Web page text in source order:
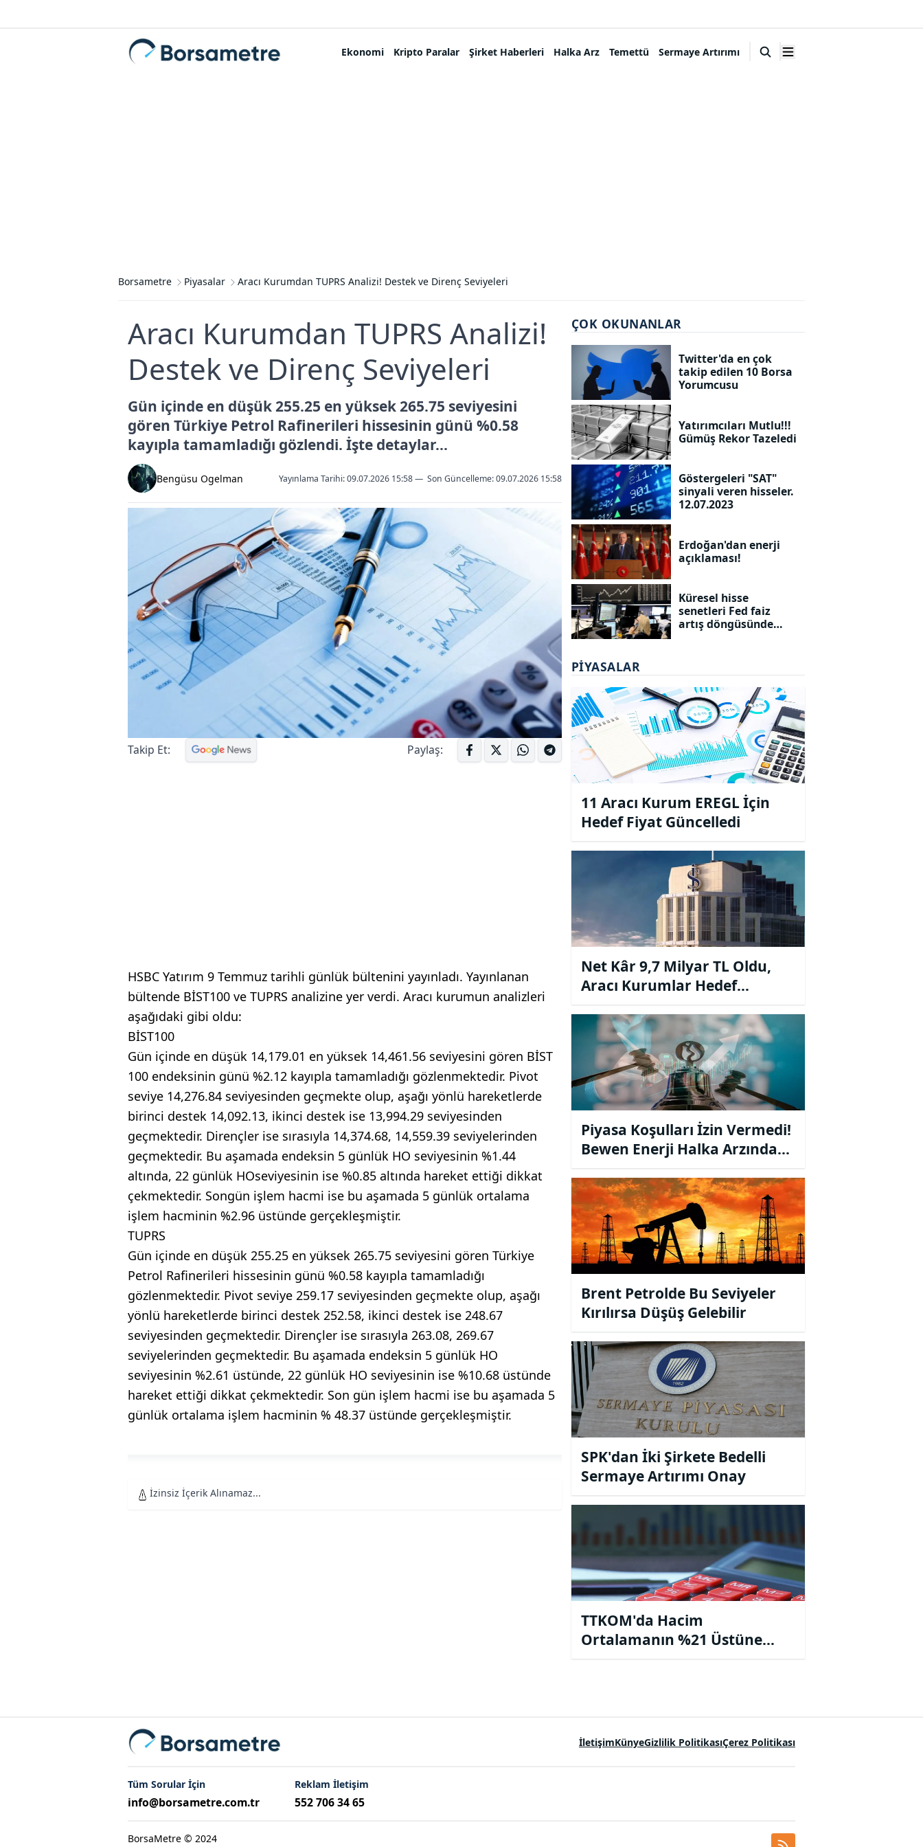
Ekonomi Kripto Paralar Şirket Haberleri Halka Arz Temettü Sermaye Artırımı
Borsametre Piyasalar Aracı Kurumdan TUPRS Analizi! Destek ve Direnç Seviyeleri
Aracı Kurumdan TUPRS Analizi!
Destek ve Direnç Seviyeleri
Gün içinde en düşük 255.25 en yüksek 265.75 seviyesini
gören Türkiye Petrol Rafinerileri hissesinin günü %0.58
kayıpla tamamladığı gözlendi. İşte detaylar...
Bengüsu Ogelman Yayınlama Tarihi: 09.07.2026 15:58— Son Güncelleme:09.07.2026 15:58
Takip Et: Paylaş:
HSBC Yatırım 9 Temmuz tarihli günlük bültenini yayınladı. Yayınlanan
bültende BİST100 ve TUPRS analizine yer verdi. Aracı kurumun analizleri
aşağıdaki gibi oldu:
BİST100
Gün içinde en düşük 14,179.01 en yüksek 14,461.56 seviyesini gören BİST
100 endeksinin günü %2.12 kayıpla tamamladığı gözlenmektedir. Pivot
seviye 14,276.84 seviyesinden geçmekte olup, aşağı yönlü hareketlerde
birinci destek 14,092.13, ikinci destek ise 13,994.29 seviyesinden
geçmektedir. Dirençler ise sırasıyla 14,374.68, 14,559.39 seviyelerinden
geçmektedir. Bu aşamada endeksin 5 günlük HO seviyesinin %1.44
altında, 22 günlük HOseviyesinin ise %0.85 altında hareket ettiği dikkat
çekmektedir. Songün işlem hacmi ise bu aşamada 5 günlük ortalama
işlem hacminin %2.96 üstünde gerçekleşmiştir.
TUPRS
Gün içinde en düşük 255.25 en yüksek 265.75 seviyesini gören Türkiye
Petrol Rafinerileri hissesinin günü %0.58 kayıpla tamamladığı
gözlenmektedir. Pivot seviye 259.17 seviyesinden geçmekte olup, aşağı
yönlü hareketlerde birinci destek 252.58, ikinci destek ise 248.67
seviyesinden geçmektedir. Dirençler ise sırasıyla 263.08, 269.67
seviyelerinden geçmektedir. Bu aşamada endeksin 5 günlük HO
seviyesinin %2.61 üstünde, 22 günlük HO seviyesinin ise %10.68 üstünde
hareket ettiği dikkat çekmektedir. Son gün işlem hacmi ise bu aşamada 5
günlük ortalama işlem hacminin % 48.37 üstünde gerçekleşmiştir.
İzinsiz İçerik Alınamaz...
ÇOK OKUNANLAR
Twitter'da en çok
takip edilen 10 Borsa
Yorumcusu
Yatırımcıları Mutlu!!!
Gümüş Rekor Tazeledi
Göstergeleri "SAT"
sinyali veren hisseler.
12.07.2023
Erdoğan'dan enerji
açıklaması!
Küresel hisse
senetleri Fed faiz
artış döngüsünde
PIYASALAR
11 Aracı Kurum EREGL İçin
Hedef Fiyat Güncelledi
Net Kâr 9,7 Milyar TL Oldu,
Aracı Kurumlar Hedef
Fiyatlarını Revize Etti
Piyasa Koşulları İzin Vermedi!
Bewen Enerji Halka Arzında
Erteleme Kararı
Brent Petrolde Bu Seviyeler
Kırılırsa Düşüş Gelebilir
SPK'dan İki Şirkete Bedelli
Sermaye Artırımı Onay
TTKOM'da Hacim
Ortalamanın %21 Üstüne
Çıktı!
İletişimKünyeGizlilik PolitikasıÇerez Politikası
Tüm Sorular İçin
info@borsametre.com.tr
Reklam İletişim
552 706 34 65
BorsaMetre © 2024